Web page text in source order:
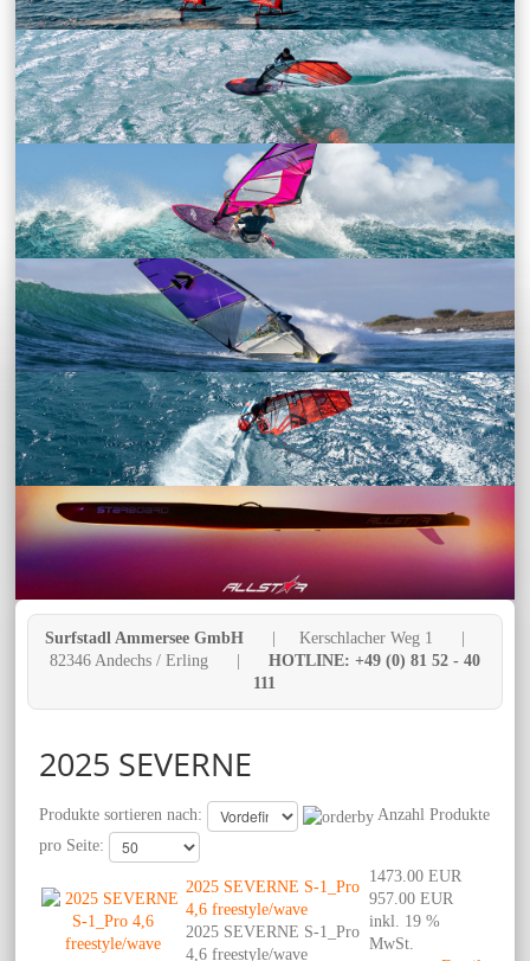
Surfstadl Ammersee GmbH | Kerschlacher Weg 1 |
82346 Andechs / Erling | HOTLINE: +49 (0) 81 52 - 40
111
2025 SEVERNE
Produkte sortieren nach:
Anzahl Produkte
pro Seite:
2025 SEVERNE S-1_Pro
4,6 freestyle/wave
2025 SEVERNE S-1_Pro
4,6 freestyle/wave
1473.00 EUR
957.00 EUR
inkl. 19 %
MwSt.